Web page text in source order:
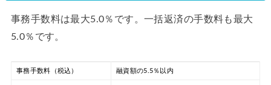
事務手数料は最大5.0％です。一括返済の手数料も最大
5.0％です。
事務手数料（税込） 融資額の5.5％以内